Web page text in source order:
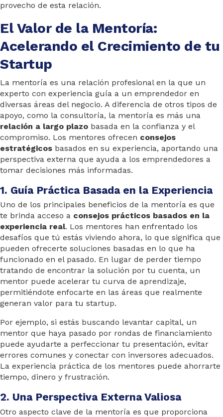
provecho de esta relación.
El Valor de la Mentoría:
Acelerando el Crecimiento de tu
Startup
La mentoría es una relación profesional en la que un
experto con experiencia guía a un emprendedor en
diversas áreas del negocio. A diferencia de otros tipos de
apoyo, como la consultoría, la mentoría es más una
relación a largo plazo basada en la confianza y el
compromiso. Los mentores ofrecen consejos
estratégicos basados en su experiencia, aportando una
perspectiva externa que ayuda a los emprendedores a
tomar decisiones más informadas.
1. Guía Práctica Basada en la Experiencia
Uno de los principales beneficios de la mentoría es que
te brinda acceso a consejos prácticos basados en la
experiencia real. Los mentores han enfrentado los
desafíos que tú estás viviendo ahora, lo que significa que
pueden ofrecerte soluciones basadas en lo que ha
funcionado en el pasado. En lugar de perder tiempo
tratando de encontrar la solución por tu cuenta, un
mentor puede acelerar tu curva de aprendizaje,
permitiéndote enfocarte en las áreas que realmente
generan valor para tu startup.
Por ejemplo, si estás buscando levantar capital, un
mentor que haya pasado por rondas de financiamiento
puede ayudarte a perfeccionar tu presentación, evitar
errores comunes y conectar con inversores adecuados.
La experiencia práctica de los mentores puede ahorrarte
tiempo, dinero y frustración.
2. Una Perspectiva Externa Valiosa
Otro aspecto clave de la mentoría es que proporciona